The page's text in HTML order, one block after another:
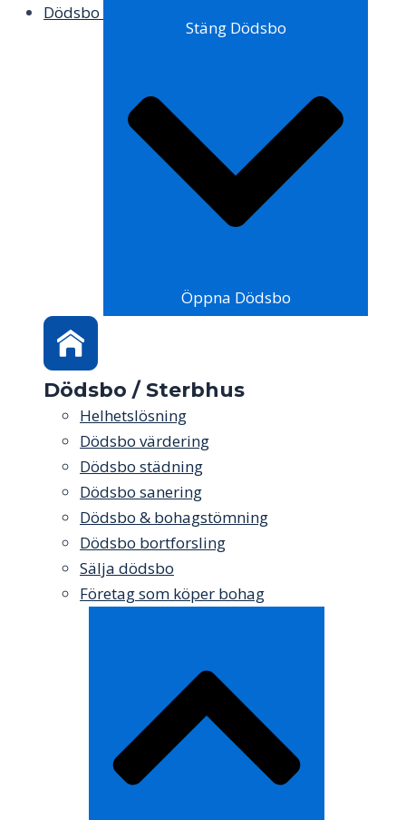
Dödsbo
Stäng Dödsbo
Öppna Dödsbo
Dödsbo / Sterbhus
Helhetslösning
Dödsbo värdering
Dödsbo städning
Dödsbo sanering
Dödsbo & bohagstömning
Dödsbo bortforsling
Sälja dödsbo
Företag som köper bohag